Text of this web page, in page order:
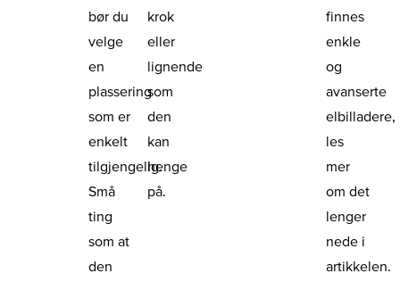
bør du
velge
en
plassering
som er
enkelt
tilgjengelig.
Små
ting
som at
den
krok
eller
lignende
som
den
kan
henge
på.
finnes
enkle
og
avanserte
elbilladere,
les
mer
om det
lenger
nede i
artikkelen.